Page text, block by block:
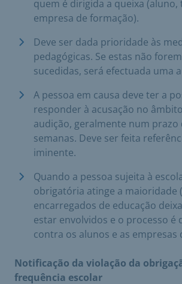
quem é dirigida a queixa
empresa de formação).
Deve ser dada prioridade às
pedagógicas. Se estas não
sucedidas, será efectuada uma
A pessoa em causa deve ter a
responder à acusação no
audição, geralmente num prazo
semanas. Deve ser feita
iminente.
Quando a pessoa sujeita à
obrigatória atinge a maioridade
encarregados de educação
estar envolvidos e o processo é
contra os alunos e as empresas
Notificação da violação da
frequência escolar